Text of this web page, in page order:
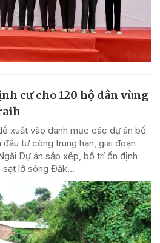
cư cho 120 hộ dân vùng
xuất vào danh mục các dự án bố
tư công trung hạn, giai đoạn
Dự án sắp xếp, bố trí ổn định
lở sông Đăk...